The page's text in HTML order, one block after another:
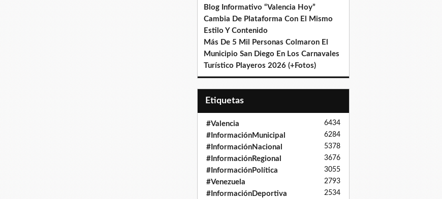
Blog Informativo “Valencia Hoy”
Cambia De Plataforma Con El Mismo
Estilo Y Contenido
Más De 5 Mil Personas Colmaron El
Municipio San Diego En Los Carnavales
Turístico Playeros 2026 (+Fotos)
Etiquetas
#Valencia 6434
#InformaciónMunicipal 6284
#InformaciónNacional 5378
#InformaciónRegional 3676
#InformaciónPolítica 3055
#Venezuela 2793
#InformaciónDeportiva 2534